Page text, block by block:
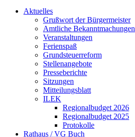
Aktuelles
Grußwort der Bürgermeister
Amtliche Bekanntmachungen
Veranstaltungen
Ferienspaß
Grundsteuerreform
Stellenangebote
Presseberichte
Sitzungen
Mitteilungsblatt
ILEK
Regionalbudget 2026
Regionalbudget 2025
Protokolle
Rathaus / VG Buch